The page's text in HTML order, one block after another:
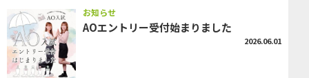
お知らせ
AOエントリー受付始まりました
2026.06.01